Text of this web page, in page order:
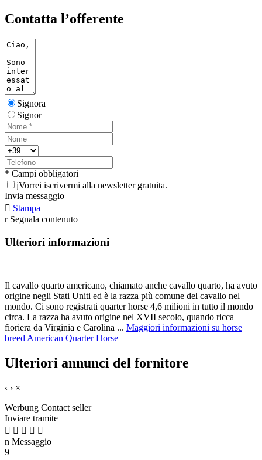
Contatta l’offerente
Signora
Signor
* Campi obbligatori
jVorrei iscrivermi alla newsletter gratuita.
Invia messaggio
 Stampa
r Segnala contenuto
Ulteriori informazioni
Il cavallo quarto americano, chiamato anche cavallo quarto, ha avuto
origine negli Stati Uniti ed è la razza più comune del cavallo nel
mondo. Ci sono registrati quarter horse 4,6 milioni in tutto il mondo
circa. La razza ha avuto origine nel XVII secolo, quando ricca
fioriera da Virginia e Carolina ... Maggiori informazioni su horse
breed American Quarter Horse
Ulteriori annunci del fornitore
‹ › ×
Werbung Contact seller
Inviare tramite
    
n Messaggio
9